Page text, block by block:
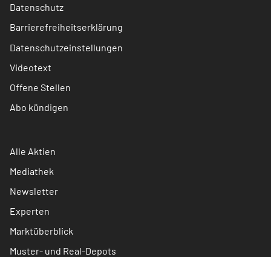
Datenschutz
Barrierefreiheitserklärung
Datenschutzeinstellungen
Videotext
Offene Stellen
Abo kündigen
Alle Aktien
Mediathek
Newsletter
Experten
Marktüberblick
Muster- und Real-Depots